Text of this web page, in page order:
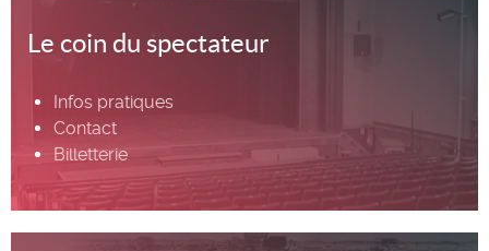
Le coin du spectateur
Infos pratiques
Contact
Billetterie